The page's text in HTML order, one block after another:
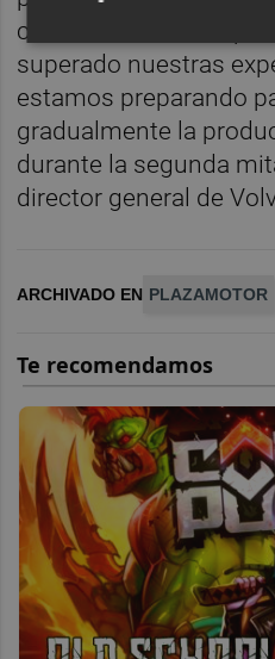
comunicación. Los
superado nuestras
estamos preparando
gradualmente la
durante la segunda
director general de
ARCHIVADO EN PLAZAMOTOR